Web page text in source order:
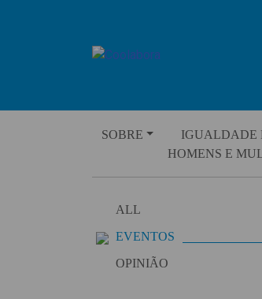
SOBRE
IGUALDADE
HOMENS E
ALL
EVENTOS
OPINIÃO